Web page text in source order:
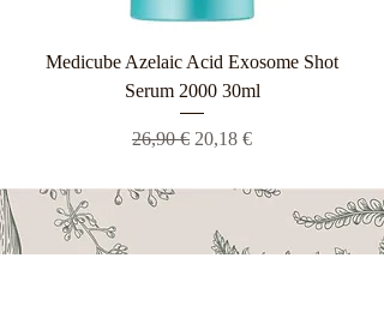
Medicube Azelaic Acid Exosome Shot
Serum 2000 30ml
Κανονική τιμή
26,90 € Τιμή Έκπτωσης
20,18 €